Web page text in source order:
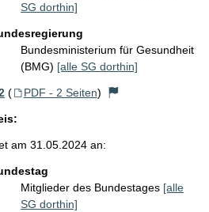
SG dorthin]
Bundesministerium für Gesundheit
(BMG) [alle SG dorthin]
( PDF - 2 Seiten)
am 31.05.2024 an:
Mitglieder des Bundestages [alle
SG dorthin]